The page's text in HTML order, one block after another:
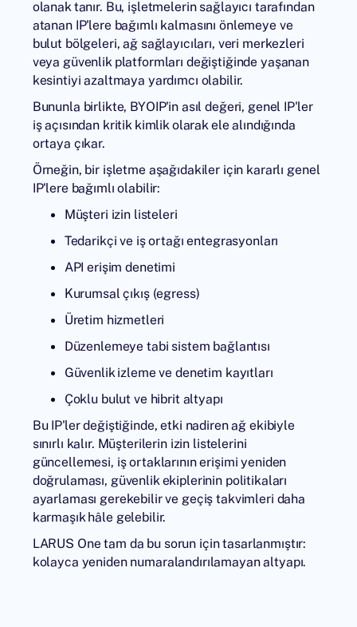
olanak tanır. Bu, işletmelerin sağlayıcı tarafından
atanan IP'lere bağımlı kalmasını önlemeye ve
bulut bölgeleri, ağ sağlayıcıları, veri merkezleri
veya güvenlik platformları değiştiğinde yaşanan
kesintiyi azaltmaya yardımcı olabilir.
Bununla birlikte, BYOIP'in asıl değeri, genel IP'ler
iş açısından kritik kimlik olarak ele alındığında
ortaya çıkar.
Örneğin, bir işletme aşağıdakiler için kararlı genel
IP'lere bağımlı olabilir:
Müşteri izin listeleri
Tedarikçi ve iş ortağı entegrasyonları
API erişim denetimi
Kurumsal çıkış (egress)
Üretim hizmetleri
Düzenlemeye tabi sistem bağlantısı
Güvenlik izleme ve denetim kayıtları
Çoklu bulut ve hibrit altyapı
Bu IP'ler değiştiğinde, etki nadiren ağ ekibiyle
sınırlı kalır. Müşterilerin izin listelerini
güncellemesi, iş ortaklarının erişimi yeniden
doğrulaması, güvenlik ekiplerinin politikaları
ayarlaması gerekebilir ve geçiş takvimleri daha
karmaşık hâle gelebilir.
LARUS One tam da bu sorun için tasarlanmıştır:
kolayca yeniden numaralandırılamayan altyapı.